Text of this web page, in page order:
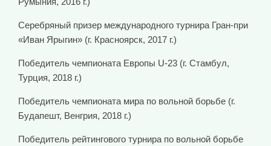
Серебряный призер международного турнира Гран-при
«Иван Ярыгин» (г. Красноярск, 2017 г.)
Победитель чемпионата Европы U-23 (г. Стамбул,
Турция, 2018 г.)
Победитель чемпионата мира по вольной борьбе (г.
Будапешт, Венгрия, 2018 г.)
Победитель рейтингового турнира по вольной борьбе